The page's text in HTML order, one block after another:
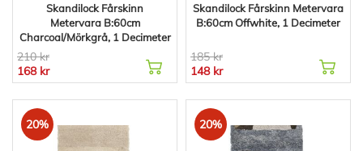
Skandilock Fårskinn
Metervara B:60cm
Charcoal/Mörkgrå, 1 Decimeter
210 kr
168 kr
Skandilock Fårskinn Metervara
B:60cm Offwhite, 1 Decimeter
185 kr
148 kr
20% 20%